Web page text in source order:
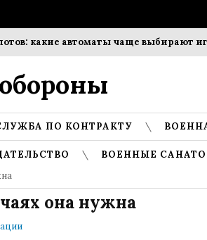
какие автоматы чаще выбирают игроки?
ПО КОНТРАКТУ
ВОЕННЫЕ
она нужна